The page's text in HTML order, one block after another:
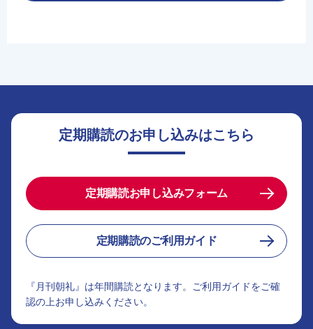
定期購読のお申し込みはこちら
定期購読お申し込みフォーム
定期購読のご利用ガイド
『月刊朝礼』は年間購読となります。ご利用ガイドをご確
認の上お申し込みください。